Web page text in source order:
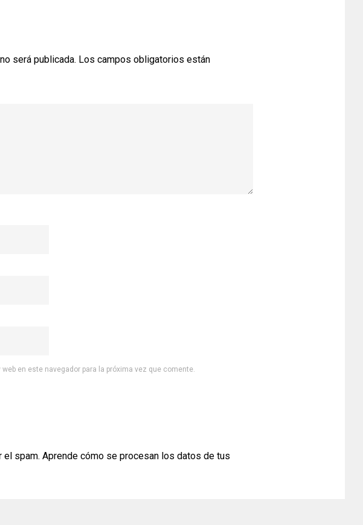
será publicada. Los campos obligatorios están
en este navegador para la próxima vez que comente.
el spam. Aprende cómo se procesan los datos de tus